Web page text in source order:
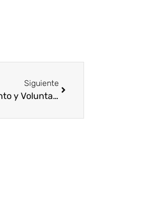
Siguiente
Ciencias del comportamiento y Voluntariado corporativo